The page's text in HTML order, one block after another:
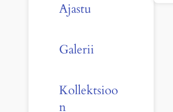
Ajastu
Galerii
Kollektsioo
n